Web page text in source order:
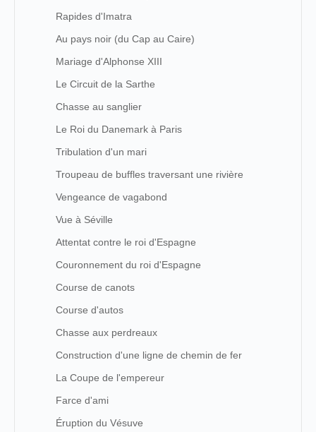
Rapides d'Imatra
Au pays noir (du Cap au Caire)
Mariage d'Alphonse XIII
Le Circuit de la Sarthe
Chasse au sanglier
Le Roi du Danemark à Paris
Tribulation d'un mari
Troupeau de buffles traversant une rivière
Vengeance de vagabond
Vue à Séville
Attentat contre le roi d'Espagne
Couronnement du roi d'Espagne
Course de canots
Course d'autos
Chasse aux perdreaux
Construction d'une ligne de chemin de fer
La Coupe de l'empereur
Farce d'ami
Éruption du Vésuve